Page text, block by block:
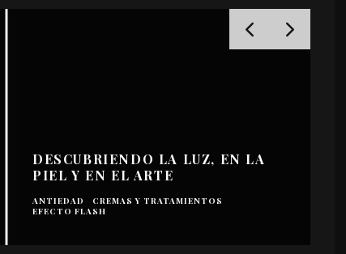
DESCUBRIENDO LA LUZ, EN LA
PIEL Y EN EL ARTE
ANTIEDAD
CREMAS Y TRATAMIENTOS
EFECTO FLASH